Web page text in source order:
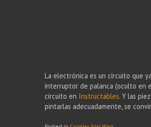
La electrónica es un circuito que
interruptor de palanca (oculto en
circuito en Instructables. Y las
pintarlas adecuadamente, se